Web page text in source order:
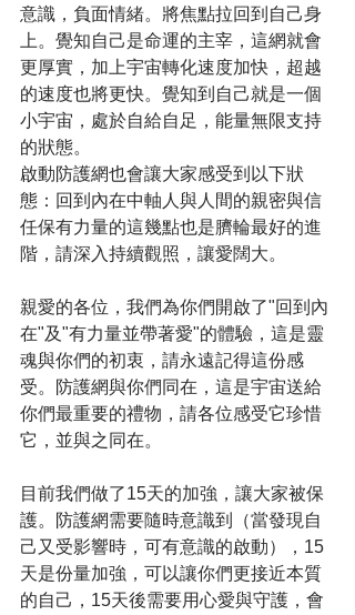
意識，負面情緒。將焦點拉回到自己身
上。覺知自己是命運的主宰，這網就會
更厚實，加上宇宙轉化速度加快，超越
的速度也將更快。覺知到自己就是一個
小宇宙，處於自給自足，能量無限支持
的狀態。
啟動防護網也會讓大家感受到以下狀
態：回到內在中軸人與人間的親密與信
任保有力量的這幾點也是臍輪最好的進
階，請深入持續觀照，讓愛闊大。
親愛的各位，我們為你們開啟了"回到內
在"及"有力量並帶著愛"的體驗，這是靈
魂與你們的初衷，請永遠記得這份感
受。防護網與你們同在，這是宇宙送給
你們最重要的禮物，請各位感受它珍惜
它，並與之同在。
目前我們做了15天的加強，讓大家被保
護。防護網需要隨時意識到（當發現自
己又受影響時，可有意識的啟動），15
天是份量加強，可以讓你們更接近本質
的自己，15天後需要用心愛與守護，會